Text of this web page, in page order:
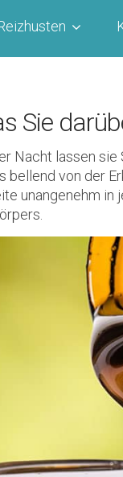
Sie
Nacht lassen
bellend von der
unangenehm